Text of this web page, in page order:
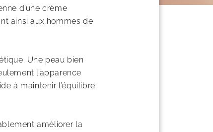
d’une crème
ainsi aux hommes de
Une peau bien
l’apparence
à maintenir l’équilibre
améliorer la